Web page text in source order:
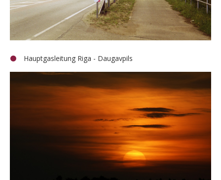
Hauptgasleitung Riga - Daugavpils